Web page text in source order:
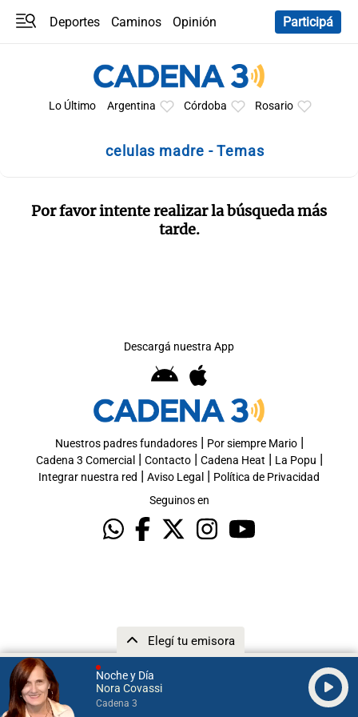
Noche y Día
Nora Covassi
Cadena 3
Elegí tu emisora
Deportes Caminos
Opinión
Participá
Lo Último Argentina Córdoba Rosario
celulas madre - Temas
Por favor intente realizar la búsqueda más
tarde.
Descargá nuestra App
Nuestros padres fundadores| Por siempre Mario|
Cadena 3 Comercial | Contacto| Cadena Heat | La Popu |
Integrar nuestra red | Aviso Legal | Política de Privacidad
Seguinos en